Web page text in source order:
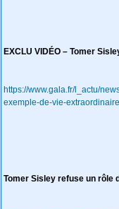
EXCLU VIDÉO – Tomer
https://www.gala.fr/l_actu/
exemple-de-vie-
Tomer Sisley refuse un rôle